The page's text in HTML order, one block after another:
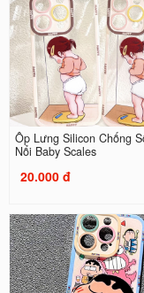
Ốp Lưng Silicon Chống
Nổi Baby Scales
20.000 đ